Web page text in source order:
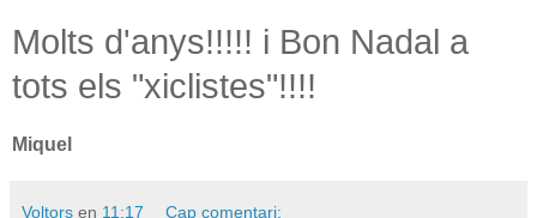
Molts d'anys!!!!! i Bon Nadal a
tots els "xiclistes"!!!!
Miquel
Voltors en 11:17 Cap comentari: